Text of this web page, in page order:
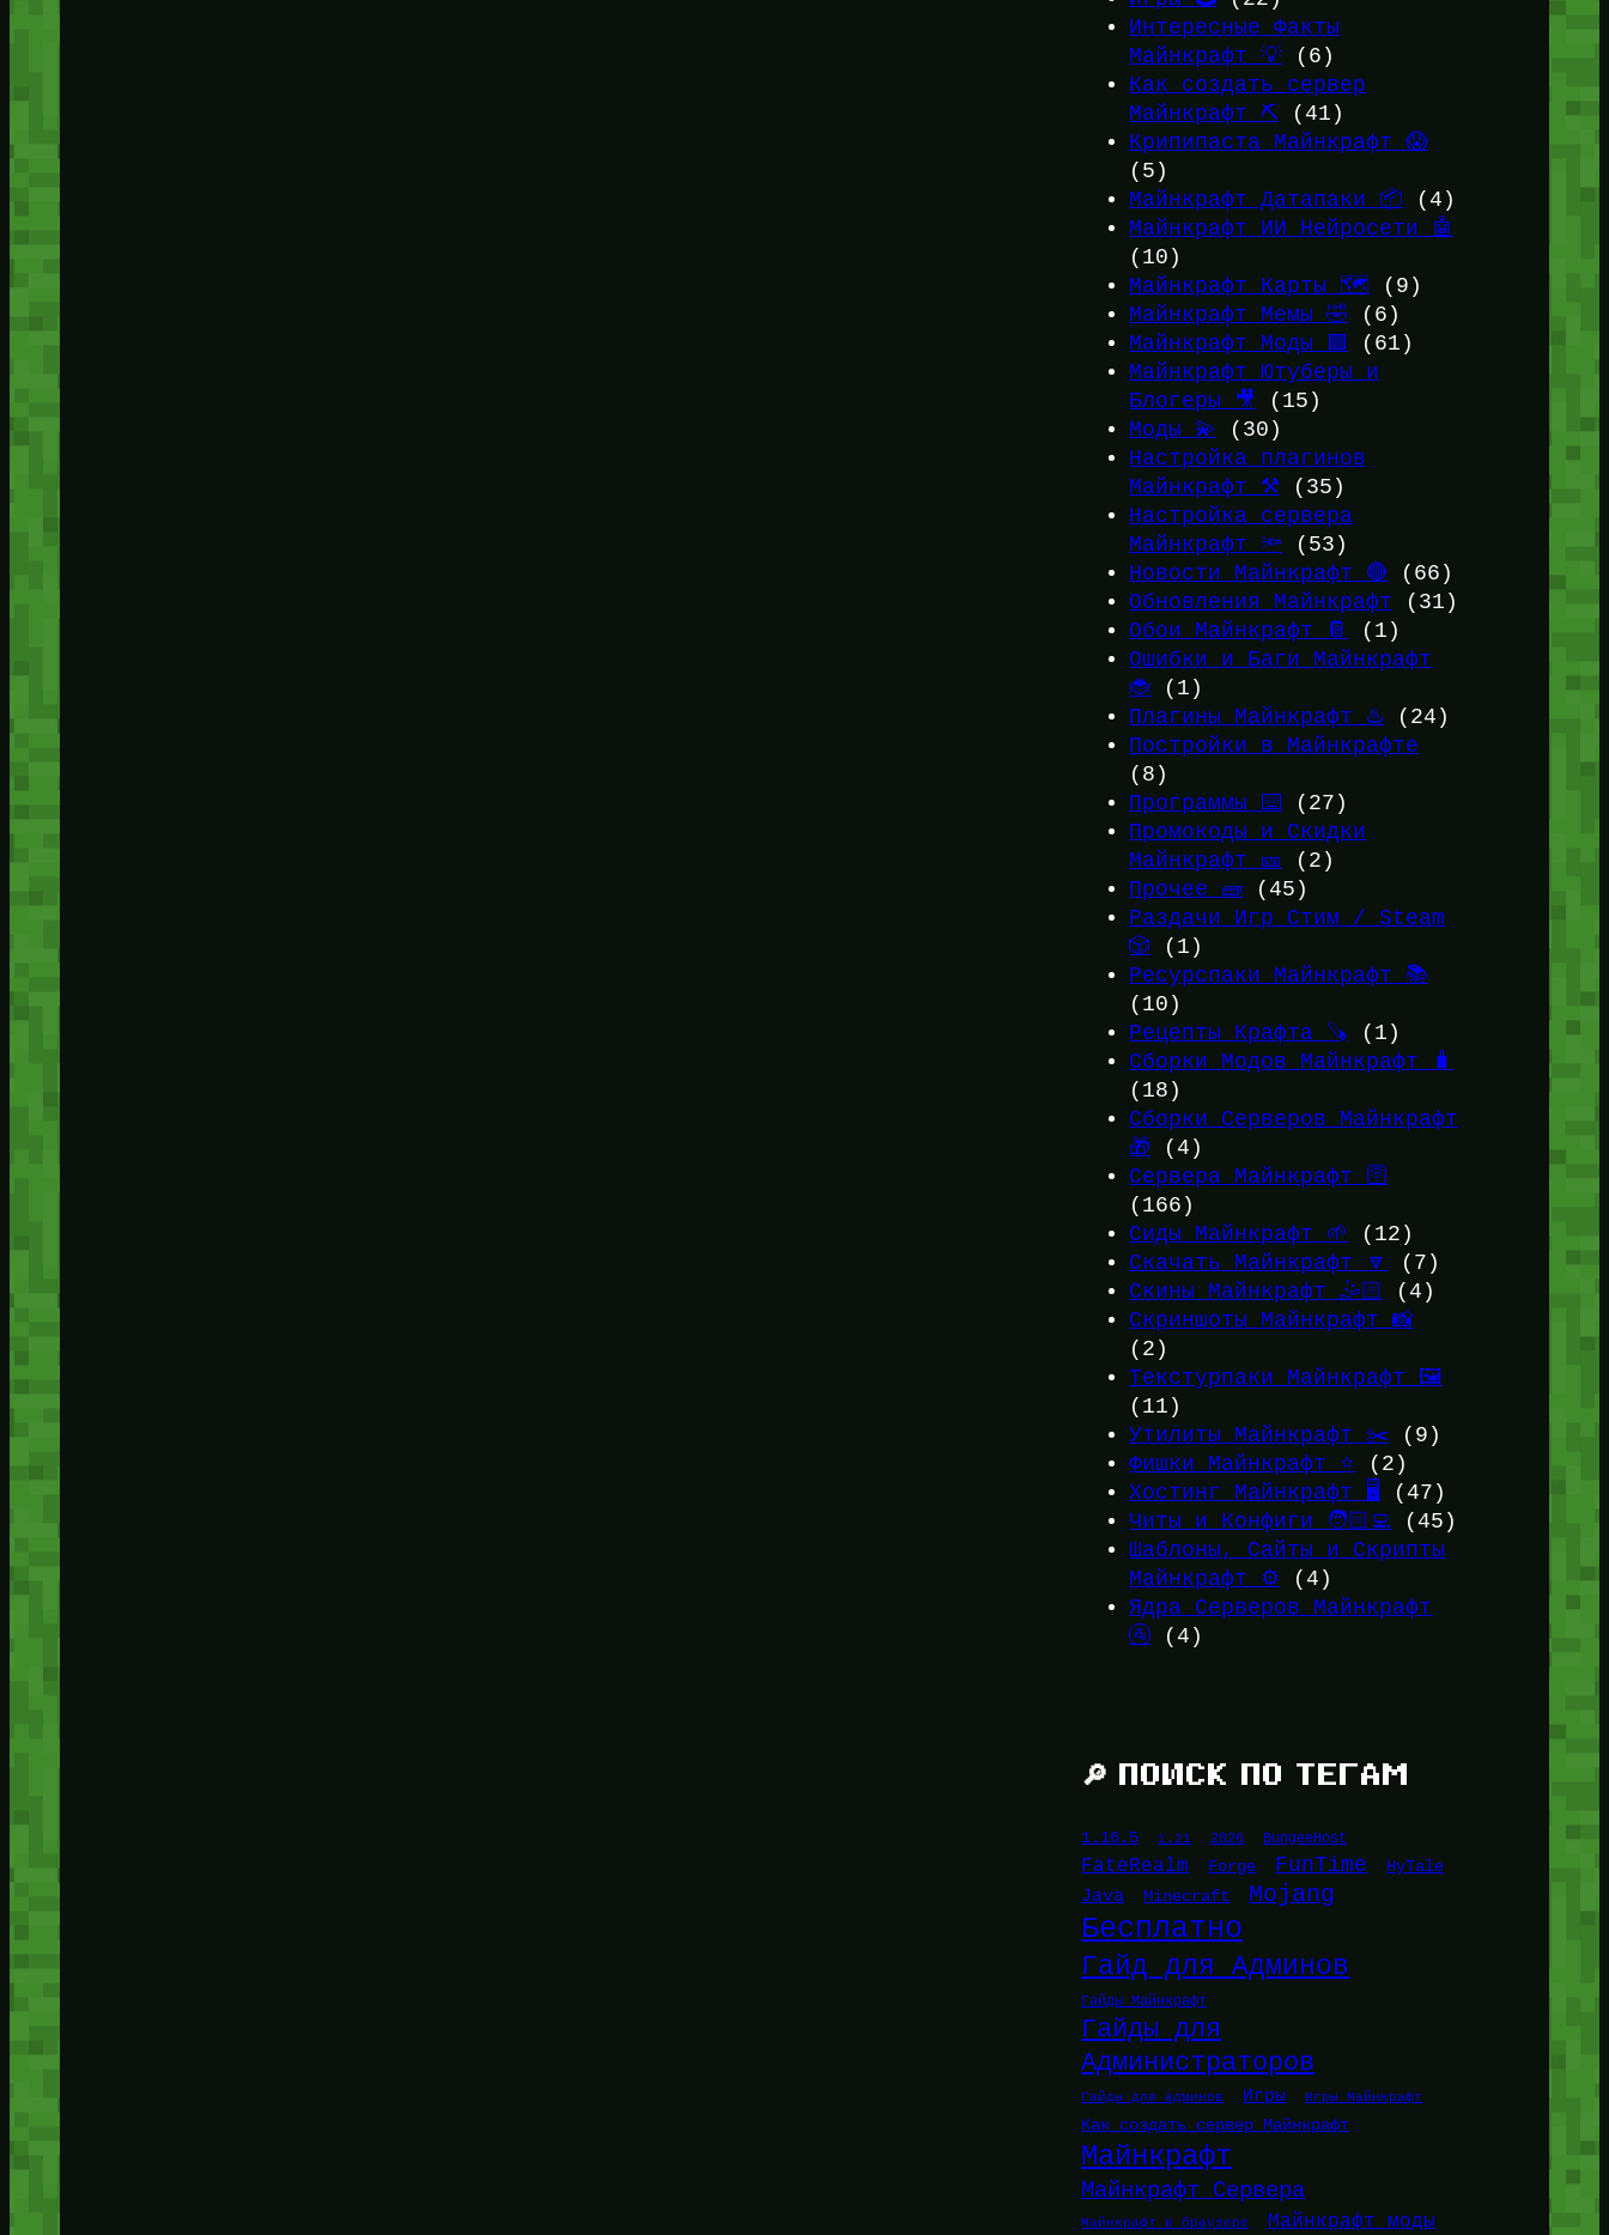
Интересные Факты
Майнкрафт 💡 (6)
Как создать сервер
Майнкрафт ⛏️ (41)
Крипипаста Майнкрафт 😱
(5)
Майнкрафт Датапаки 📦 (4)
Майнкрафт ИИ Нейросети 🤖
(10)
Майнкрафт Карты 🗺️ (9)
Майнкрафт Мемы 🤣 (6)
Майнкрафт Моды 🟩
(61)
Майнкрафт Ютуберы и
Блогеры 🎥
(15)
Моды 💫
(30)
Настройка плагинов
Майнкрафт ⚒️ (35)
Настройка сервера
Майнкрафт 🔦 (53)
Новости Майнкрафт 🔴 (66)
Обновления Майнкрафт (31)
Обои Майнкрафт 📔
(1)
Ошибки и Баги Майнкрафт
🐞 (1)
Плагины Майнкрафт ♨️ (24)
Постройки в Майнкрафте
(8)
Программы ⌨️
(27)
Промокоды и Скидки
Майнкрафт 🎫
(2)
Прочее 🧱 (45)
Раздачи Игр Стим / Steam
🎲 (1)
Ресурспаки Майнкрафт 📚
(10)
Рецепты Крафта 🪚 (1)
Сборки Модов Майнкрафт 🧳
(18)
Сборки Серверов Майнкрафт
🎁 (4)
Сервера Майнкрафт 🛜
(166)
Сиды Майнкрафт 🌱
(12)
Скачать Майнкрафт 🔽
(7)
Скины Майнкрафт 🤹🏻
(4)
Скриншоты Майнкрафт 📸
(2)
Текстурпаки Майнкрафт 🖼️
(11)
Утилиты Майнкрафт ✂️ (9)
Фишки Майнкрафт ⭐ (2)
Хостинг Майнкрафт 🖥️
(47)
Читы и Конфиги 🧑🏻‍💻 (45)
Шаблоны, Сайты и Скрипты
Майнкрафт ⚙️ (4)
Ядра Серверов Майнкрафт
🚰 (4)
🔎 ПОИСК ПО ТЕГАМ
1.16.5 1.21 2026 BungeeHost
FateRealm Forge FunTime HyTale
Java Minecraft Mojang
Бесплатно
Гайд для Админов
Гайды Майнкрафт
Гайды для
Администраторов
Гайды для админов Игры Игры Майнкрафт
Как создать сервер Майнкрафт
Майнкрафт
Майнкрафт Сервера
Майнкрафт в браузере Майнкрафт моды